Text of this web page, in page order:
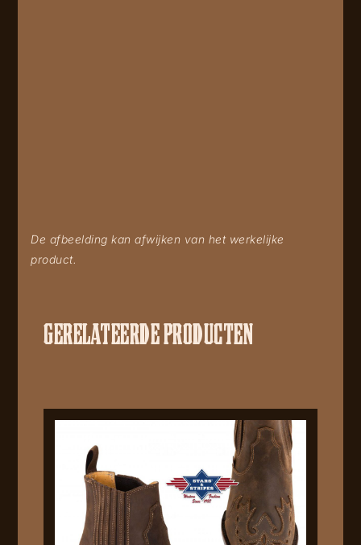
De afbeelding kan afwijken van het werkelijke
product.
GERELATEERDE PRODUCTEN